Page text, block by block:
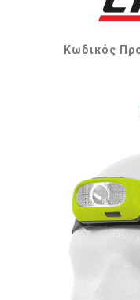
Κωδικός